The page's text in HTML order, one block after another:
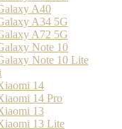
A40
A34 5G
A72 5G
Note 10
Note 10 Lite
14
14 Pro
13
13 Lite